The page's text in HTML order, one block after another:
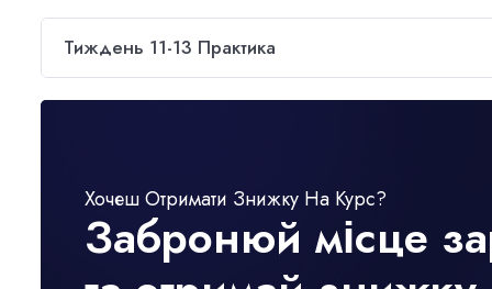
Тиждень 11-13 Практика
Хочеш Отримати Знижку На Курс?
Забронюй місце